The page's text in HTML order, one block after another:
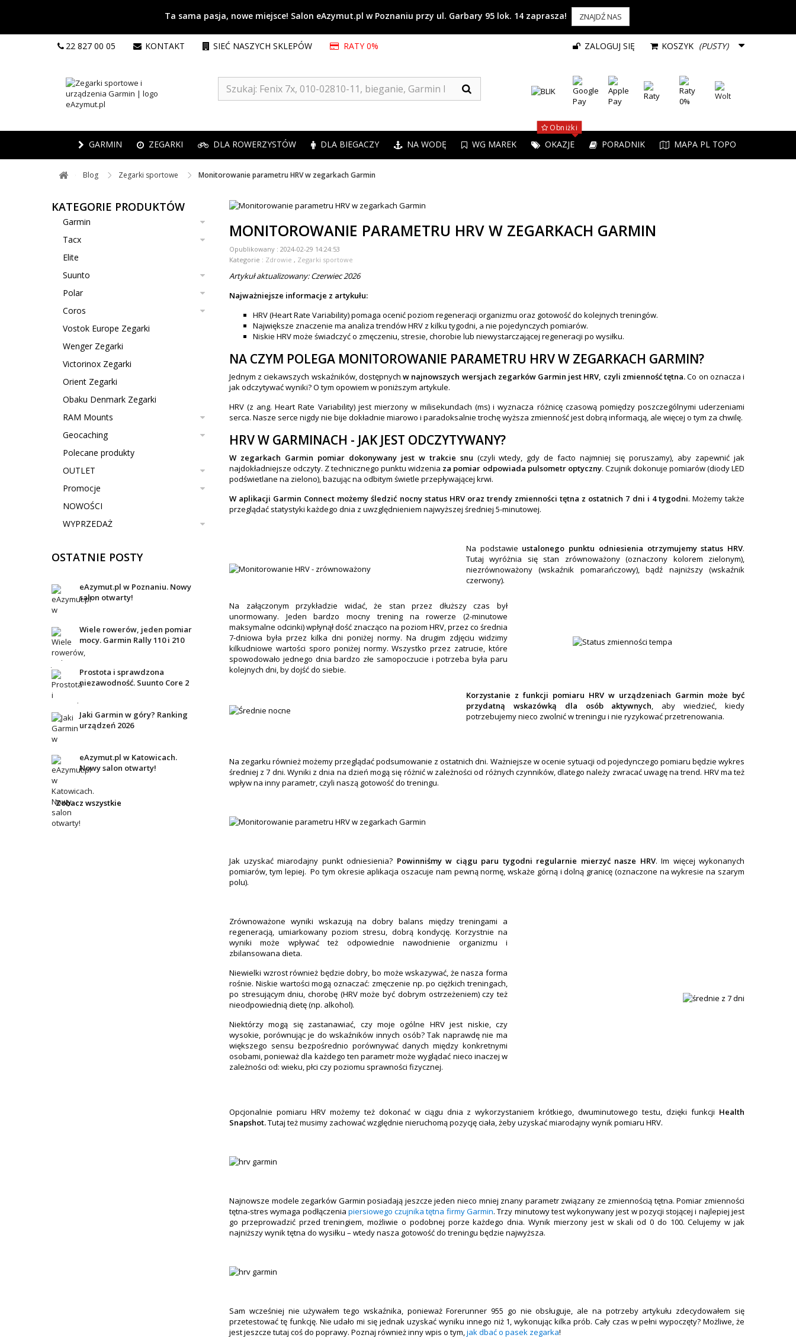
Ta sama pasja, nowe miejsce! Salon eAzymut.pl w Poznaniu przy ul. Garbary 95 lok. 14 zaprasza! ZNAJDŹ NAS
KOSZYK (PUSTY)
ZALOGUJ SIĘ
22 827 00 05 KONTAKT SIEĆ NASZYCH SKLEPÓW RATY 0%
GARMIN ZEGARKI DLA ROWERZYSTÓW DLA BIEGACZY NA WODĘ WG MAREK OKAZJE
Obniżki
PORADNIK MAPA PL TOPO
Blog ​ Zegarki sportowe ​ Monitorowanie parametru HRV w zegarkach Garmin
KATEGORIE PRODUKTÓW
Garmin
Tacx
Elite
Suunto
Polar
Coros
Vostok Europe Zegarki
Wenger Zegarki
Victorinox Zegarki
Orient Zegarki
Obaku Denmark Zegarki
RAM Mounts
Geocaching
Polecane produkty
OUTLET
Promocje
NOWOŚCI
WYPRZEDAŻ
OSTATNIE POSTY
eAzymut.pl w Poznaniu. Nowy
salon otwarty!
Wiele rowerów, jeden pomiar
mocy. Garmin Rally 110 i 210
Prostota i sprawdzona
niezawodność. Suunto Core 2
Jaki Garmin w góry? Ranking
urządzeń 2026
eAzymut.pl w Katowicach.
Nowy salon otwarty!
Zobacz wszystkie
MONITOROWANIE PARAMETRU HRV W ZEGARKACH GARMIN
Opublikowany : 2024-02-29 14:24:53
Kategorie : Zdrowie , Zegarki sportowe
Artykuł aktualizowany: Czerwiec 2026
Najważniejsze informacje z artykułu:
HRV (Heart Rate Variability) pomaga ocenić poziom regeneracji organizmu oraz gotowość do kolejnych treningów.
Największe znaczenie ma analiza trendów HRV z kilku tygodni, a nie pojedynczych pomiarów.
Niskie HRV może świadczyć o zmęczeniu, stresie, chorobie lub niewystarczającej regeneracji po wysiłku.
NA CZYM POLEGA MONITOROWANIE PARAMETRU HRV W ZEGARKACH GARMIN?
Jednym z ciekawszych wskaźników, dostępnychw najnowszych wersjach zegarków Garmin jest HRV, czyli zmienność tętna.Co on oznacza i
jak odczytywać wyniki? O tym opowiem w poniższym artykule.
HRV (z ang. Heart Rate Variability) jest mierzony w milisekundach (ms) i wyznacza różnicę czasową pomiędzy poszczególnymi uderzeniami
serca. Nasze serce nigdy nie bije dokładnie miarowo i paradoksalnie trochę wyższa zmienność jest dobrą informacją, ale więcej o tym za chwilę.
HRV W GARMINACH - JAK JEST ODCZYTYWANY?
W zegarkach Garmin pomiar dokonywany jest w trakcie snu (czyli wtedy, gdy de facto najmniej się poruszamy), aby zapewnić jak
najdokładniejsze odczyty. Z technicznego punktu widzenia za pomiar odpowiada pulsometr optyczny. Czujnik dokonuje pomiarów (diody LED
podświetlane na zielono), bazując na odbitym świetle przepływającej krwi.
W aplikacji Garmin Connect możemy śledzić nocny status HRV oraz trendy zmienności tętna z ostatnich 7 dni i 4 tygodni. Możemy także
przeglądać statystyki każdego dnia z uwzględnieniem najwyższej średniej 5-minutowej.
Na podstawie ustalonego punktu odniesienia otrzymujemy status HRV.
Tutaj wyróżnia się stan zrównoważony (oznaczony kolorem zielonym),
niezrównoważony (wskaźnik pomarańczowy), bądź najniższy (wskaźnik
czerwony).
Na załączonym przykładzie widać, że stan przez dłuższy czas był
unormowany. Jeden bardzo mocny trening na rowerze (2-minutowe
maksymalne odcinki) wpłynął dość znacząco na poziom HRV, przez co średnia
7-dniowa była przez kilka dni poniżej normy. Na drugim zdjęciu widzimy
kilkudniowe wartości sporo poniżej normy. Wszystko przez zatrucie, które
spowodowało jednego dnia bardzo złe samopoczucie i potrzeba była paru
kolejnych dni, by dojść do siebie.
Korzystanie z funkcji pomiaru HRV w urządzeniach Garmin może być
przydatną wskazówką dla osób aktywnych, aby wiedzieć, kiedy
potrzebujemy nieco zwolnić w treningu i nie ryzykować przetrenowania.
Na zegarku również możemy przeglądać podsumowanie z ostatnich dni. Ważniejsze w ocenie sytuacji od pojedynczego pomiaru będzie wykres
średniej z 7 dni. Wyniki z dnia na dzień mogą się różnić w zależności od różnych czynników, dlatego należy zwracać uwagę na trend. HRV ma też
wpływ na inny parametr, czyli naszą gotowość do treningu.
Jak uzyskać miarodajny punkt odniesienia? Powinniśmy w ciągu paru tygodni regularnie mierzyć nasze HRV. Im więcej wykonanych
pomiarów, tym lepiej. Po tym okresie aplikacja oszacuje nam pewną normę, wskaże górną i dolną granicę (oznaczone na wykresie na szarym
polu).
Zrównoważone wyniki wskazują na dobry balans między treningami a
regeneracją, umiarkowany poziom stresu, dobrą kondycję. Korzystnie na
wyniki może wpływać też odpowiednie nawodnienie organizmu i
zbilansowana dieta.
Niewielki wzrost również będzie dobry, bo może wskazywać, że nasza forma
rośnie. Niskie wartości mogą oznaczać: zmęczenie np. po ciężkich treningach,
po stresującym dniu, chorobę (HRV może być dobrym ostrzeżeniem) czy też
nieodpowiednią dietę (np. alkohol).
Niektórzy mogą się zastanawiać, czy moje ogólne HRV jest niskie, czy
wysokie, porównując je do wskaźników innych osób? Tak naprawdę nie ma
większego sensu bezpośrednio porównywać danych między konkretnymi
osobami, ponieważ dla każdego ten parametr może wyglądać nieco inaczej w
zależności od: wieku, płci czy poziomu sprawności fizycznej.
Opcjonalnie pomiaru HRV możemy też dokonać w ciągu dnia z wykorzystaniem krótkiego, dwuminutowego testu, dzięki funkcji Health
Snapshot.Tutaj też musimy zachować względnie nieruchomą pozycję ciała, żeby uzyskać miarodajny wynik pomiaru HRV.
Najnowsze modele zegarków Garmin posiadają jeszcze jeden nieco mniej znany parametr związany ze zmiennością tętna. Pomiar zmienności
tętna-stres wymaga podłączenia piersiowego czujnika tętna firmy Garmin. Trzy minutowy test wykonywany jest w pozycji stojącej i najlepiej jest
go przeprowadzić przed treningiem, możliwie o podobnej porze każdego dnia. Wynik mierzony jest w skali od 0 do 100. Celujemy w jak
najniższy wynik tętna do wysiłku – wtedy nasza gotowość do treningu będzie najwyższa.
Sam wcześniej nie używałem tego wskaźnika, ponieważ Forerunner 955 go nie obsługuje, ale na potrzeby artykułu zdecydowałem się
przetestować tę funkcję. Nie udało mi się jednak uzyskać wyniku innego niż 1, wykonując kilka prób. Cały czas w pełni wypoczęty? Możliwe, że
jest jeszcze tutaj coś do poprawy. Poznaj również inny wpis o tym,jak dbać o pasek zegarka!